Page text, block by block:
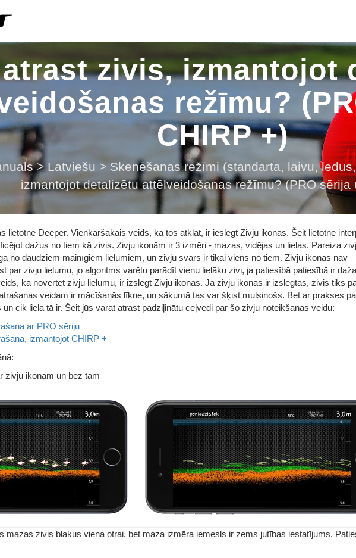
zivis, izmantojot
režīmu?
CHIRP +)
> Latviešu > Skenēšanas režīmi (standarta, laivu,
izmantojot detalizētu attēlveidošanas režīmu? (PRO sērija
lietotnē Deeper. Vienkāršākais veids, kā tos atklāt, ir ieslēgt Zivju ikonas. Šeit lietotne
dažus no tiem kā zivis. Zivju ikonām ir 3 izmēri - mazas, vidējas un lielas. Pareiza
no daudziem mainīgiem lielumiem, un zivju svars ir tikai viens no tiem. Zivju ikonas nav
par zivju lielumu, jo algoritms varētu parādīt vienu lielāku zivi, ja patiesībā patiesībā ir
kā novērtēt zivju lielumu, ir izslēgt Zivju ikonas. Ja zivju ikonas ir izslēgtas, zivis tiks
veidam ir mācīšanās līkne, un sākumā tas var šķist mulsinošs. Bet ar prakses
cik liela tā ir. Šeit jūs varat atrast padziļinātu ceļvedi par šo zivju noteikšanas veidu:
ar PRO sēriju
izmantojot CHIRP +
zivju ikonām un bez tām
mazas zivis blakus viena otrai, bet maza izmēra iemesls ir zems jutības iestatījums.